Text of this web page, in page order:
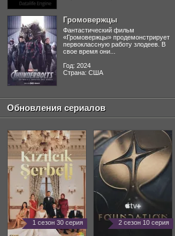
Громовержцы
Фантастический фильм
«Громовержцы» продемонстрирует
первоклассную работу злодеев. В
свое время они...
Год: 2024
Страна: США
Обновления сериалов
1 сезон 30 серия 2 сезон 10 серия